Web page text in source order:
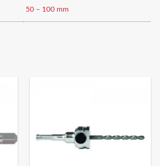
50 – 100 mm